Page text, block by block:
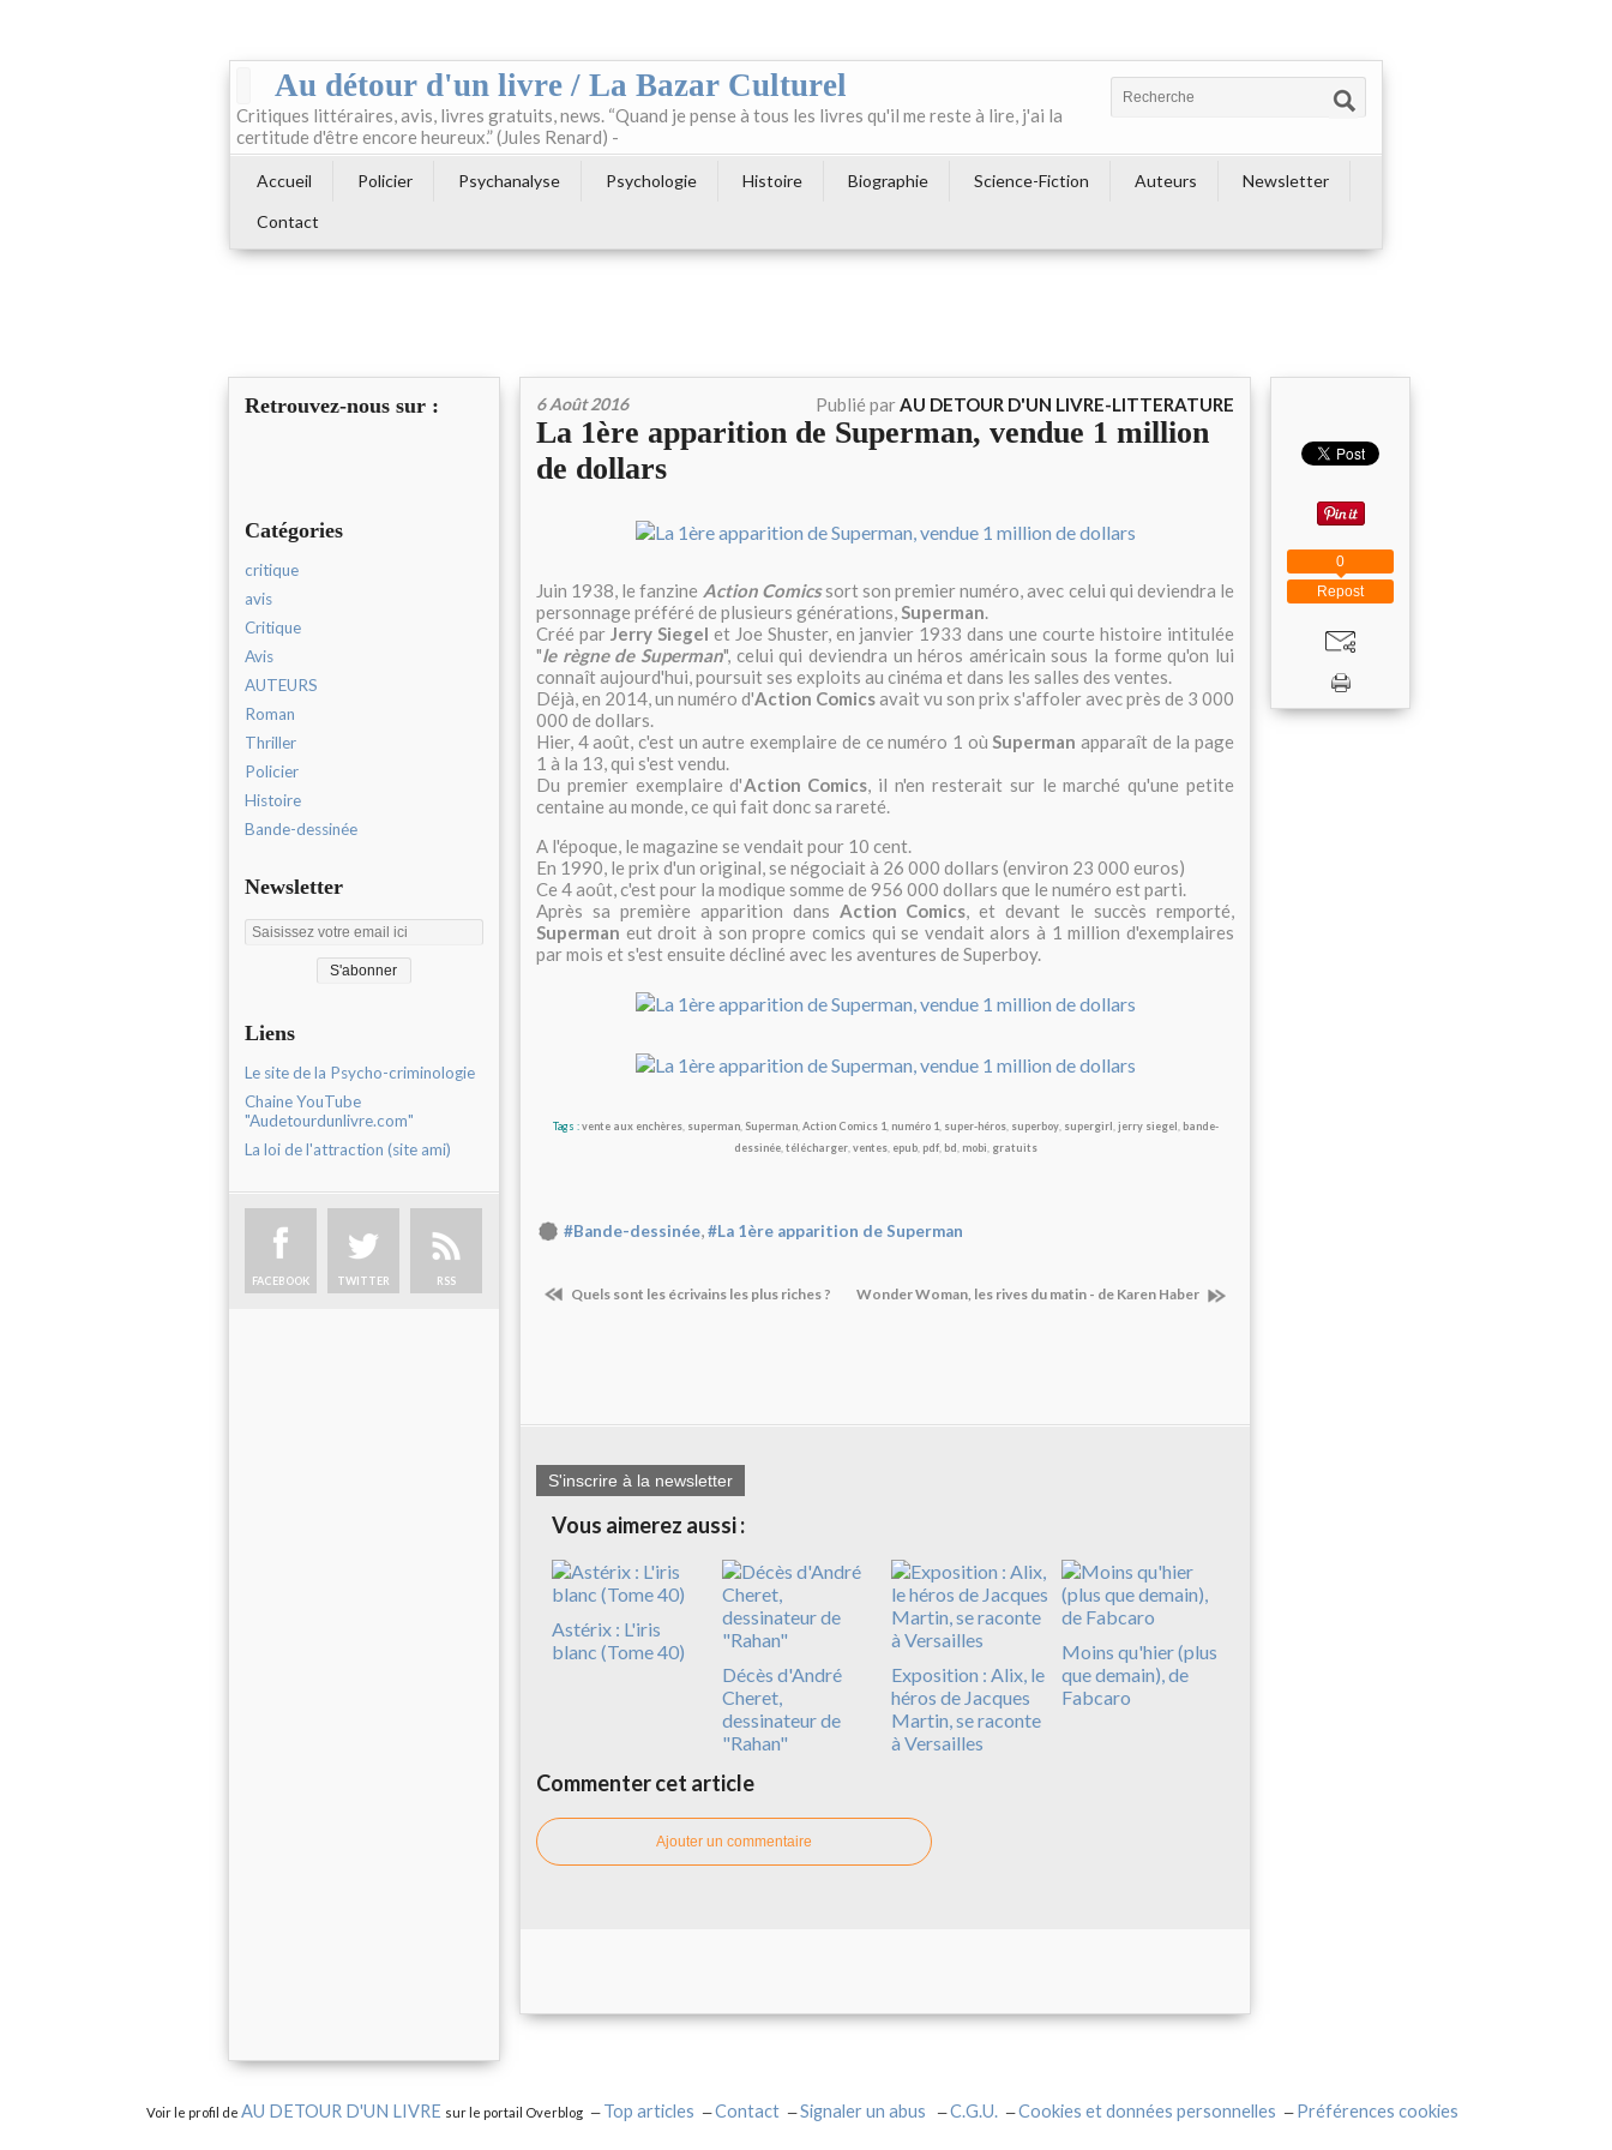
Au détour d'un livre / La Bazar Culturel
Critiques littéraires, avis, livres gratuits, news. “Quand je pense à tous les livres qu'il me reste à lire, j'ai la
certitude d'être encore heureux.” (Jules Renard) -
Accueil Policier Psychanalyse Psychologie Histoire Biographie Science-Fiction Auteurs
Newsletter
Contact
Retrouvez-nous sur :
Catégories
critique
avis
Critique
Avis
AUTEURS
Roman
Thriller
Policier
Histoire
Bande-dessinée
Newsletter
Liens
Le site de la Psycho-criminologie
Chaine YouTube
"Audetourdunlivre.com"
La loi de l'attraction (site ami)
FACEBOOK TWITTER RSS
6 Août 2016 Publié parAU DETOUR D'UN LIVRE-LITTERATURE
La 1ère apparition de Superman, vendue 1 million
de dollars
Juin 1938, le fanzine Action Comicssort son premier numéro, avec celui qui deviendra le
personnage préféré de plusieurs générations,Superman.
Créé par Jerry Siegel et Joe Shuster, en janvier 1933 dans une courte histoire intitulée
"le règne de Superman", celui qui deviendra un héros américain sous la forme qu'on lui
connaît aujourd'hui, poursuit ses exploits au cinéma et dans les salles des ventes.
Déjà, en 2014, un numéro d'Action Comicsavait vu son prix s'affoler avec près de 3 000
000 de dollars.
Hier, 4 août, c'est un autre exemplaire de ce numéro 1 oùSuperman apparaît de la page
1 à la 13, qui s'est vendu.
Du premier exemplaire d'Action Comics, il n'en resterait sur le marché qu'une petite
centaine au monde, ce qui fait donc sa rareté.
A l'époque, le magazine se vendait pour 10 cent.
En 1990, le prix d'un original, se négociait à 26 000 dollars (environ 23 000 euros)
Ce 4 août, c'est pour la modique somme de 956 000 dollars que le numéro est parti.
Après sa première apparition dans Action Comics, et devant le succès remporté,
Superman eut droit à son propre comics qui se vendait alors à 1 million d'exemplaires
par mois et s'est ensuite décliné avec les aventures de Superboy.
Tags : vente aux enchères, superman, Superman,Action Comics 1, numéro 1, super-héros, superboy, supergirl ,jerry siegel , bande-
dessinée,télécharger,ventes, epub, pdf, bd, mobi, gratuits
#Bande-dessinée,#La 1ère apparition de Superman
Quels sont les écrivains les plus riches ? Wonder Woman, les rives du matin - de Karen Haber
S'inscrire à la newsletter
Vous aimerez aussi :
Astérix : L'iris
blanc (Tome 40)
Décès d'André
Cheret,
dessinateur de
"Rahan"
Exposition : Alix, le
héros de Jacques
Martin, se raconte
à Versailles
Moins qu'hier (plus
que demain), de
Fabcaro
Commenter cet article
Ajouter un commentaire
Repost
0
Voir le profil de AU DETOUR D'UN LIVRE sur le portail Overblog Top articles Contact Signaler un abus C.G.U. Cookies et données personnelles Préférences cookies